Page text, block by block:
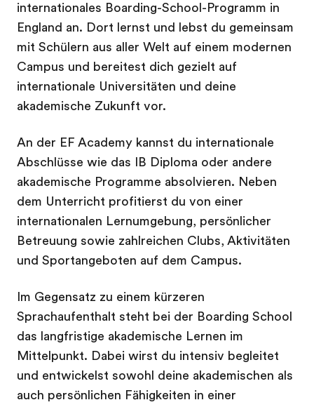
internationales Boarding-School-Programm in
England an. Dort lernst und lebst du gemeinsam
mit Schülern aus aller Welt auf einem modernen
Campus und bereitest dich gezielt auf
internationale Universitäten und deine
akademische Zukunft vor.
An der EF Academy kannst du internationale
Abschlüsse wie das IB Diploma oder andere
akademische Programme absolvieren. Neben
dem Unterricht profitierst du von einer
internationalen Lernumgebung, persönlicher
Betreuung sowie zahlreichen Clubs, Aktivitäten
und Sportangeboten auf dem Campus.
Im Gegensatz zu einem kürzeren
Sprachaufenthalt steht bei der Boarding School
das langfristige akademische Lernen im
Mittelpunkt. Dabei wirst du intensiv begleitet
und entwickelst sowohl deine akademischen als
auch persönlichen Fähigkeiten in einer